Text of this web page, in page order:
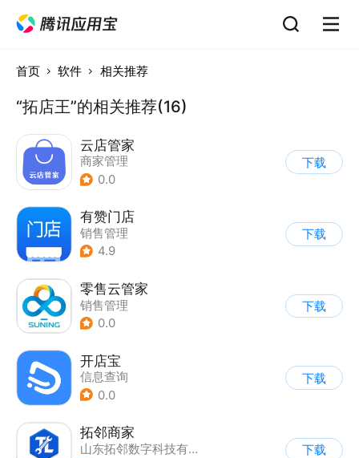
首页 软件 相关推荐
“拓店王”的相关推荐(16)
云店管家
商家管理
0.0
下载
有赞门店
销售管理
4.9
下载
零售云管家
销售管理
0.0
下载
开店宝
信息查询
0.0
下载
拓邻商家
山东拓邻数字科技有限公司
下载